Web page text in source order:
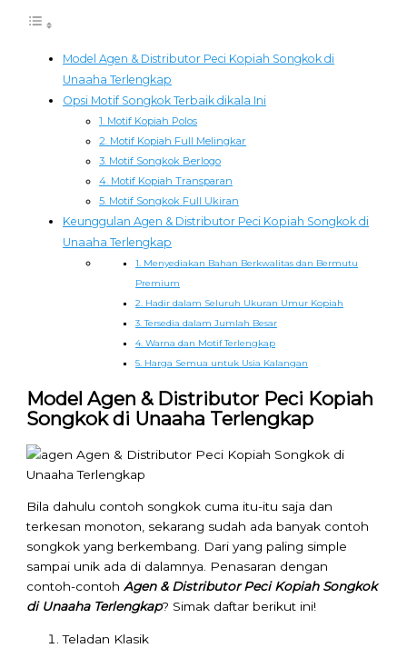
Model Agen & Distributor Peci Kopiah Songkok di
Unaaha Terlengkap
Opsi Motif Songkok Terbaik dikala Ini
1. Motif Kopiah Polos
2. Motif Kopiah Full Melingkar
3. Motif Songkok Berlogo
4. Motif Kopiah Transparan
5. Motif Songkok Full Ukiran
Keunggulan Agen & Distributor Peci Kopiah Songkok di
Unaaha Terlengkap
1. Menyediakan Bahan Berkwalitas dan Bermutu
Premium
2. Hadir dalam Seluruh Ukuran Umur Kopiah
3. Tersedia dalam Jumlah Besar
4. Warna dan Motif Terlengkap
5. Harga Semua untuk Usia Kalangan
Model Agen & Distributor Peci Kopiah
Songkok di Unaaha Terlengkap
Bila dahulu contoh songkok cuma itu-itu saja dan
terkesan monoton, sekarang sudah ada banyak contoh
songkok yang berkembang. Dari yang paling simple
sampai unik ada di dalamnya. Penasaran dengan
contoh-contohAgen & Distributor Peci Kopiah Songkok
di Unaaha Terlengkap? Simak daftar berikut ini!
Teladan Klasik